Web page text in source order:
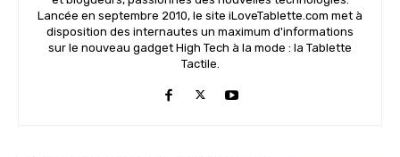
Lancée en septembre 2010, le site iLoveTablette.com met à
disposition des internautes un maximum d'informations
sur le nouveau gadget High Tech à la mode : la Tablette
Tactile.